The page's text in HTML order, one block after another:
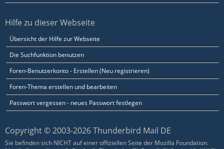
Hilfe zu dieser Webseite
Übersicht der Hilfe zur Webseite
Die Suchfunktion benutzen
Foren-Benutzerkonto - Erstellen (Neu registrieren)
Foren-Thema erstellen und bearbeiten
Passwort vergessen - neues Passwort festlegen
Copyright © 2003-2026 Thunderbird Mail DE
Sie befinden sich NICHT auf einer offiziellen Seite der Mozilla Foundation.